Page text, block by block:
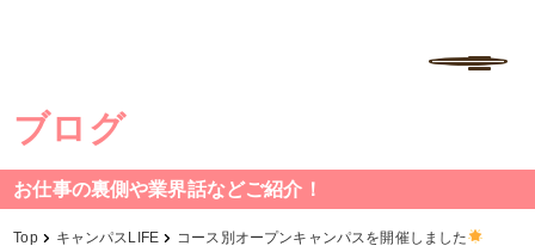
学校法人中村学園 専門学校ちば愛犬動物フラワー学園
MENU
ブログ
お仕事の裏側や業界話などご紹介！
Top キャンパスLIFE コース別オープンキャンパスを開催しました